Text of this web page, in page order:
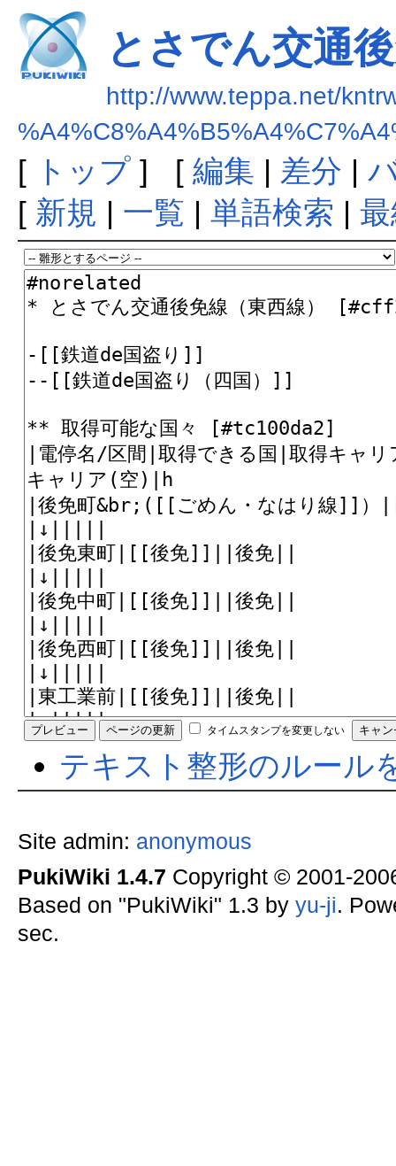
とさでん交通
http://www.teppa.net/
[ トップ] [ 編集 | 差分 |
[ 新規 | 一覧 | 単語検索 |
タイムスタンプを変更しない
テキスト整形のルール
Site admin: anonymous
PukiWiki 1.4.7 Copyright © 2001-
Based on "PukiWiki" 1.3 by yu-ji.
sec.